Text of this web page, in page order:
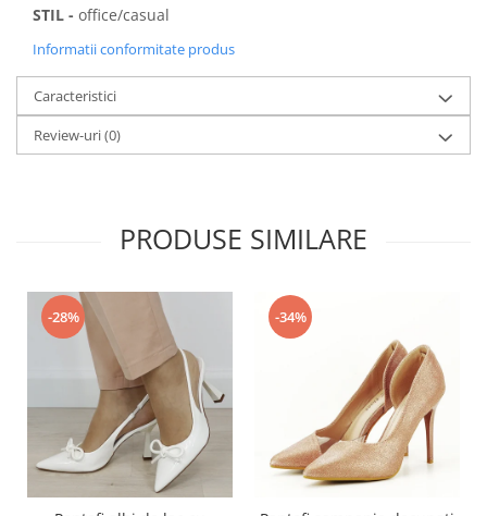
STIL - office/casual
Informatii conformitate produs
Caracteristici
Review-uri(0)
PRODUSE SIMILARE
-28% -34%